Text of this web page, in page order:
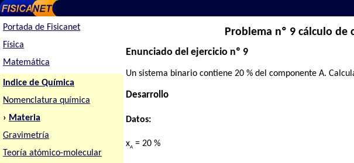
Portada de Fisicanet
Física
Matemática
Indice de Química
Nomenclatura química
› Materia
Gravimetría
Teoría atómico-molecular
Problema nº 9 cálculo de
Enunciado del ejercicio nº 9
Un sistema binario contiene 20 % del componente A.
Desarrollo
Datos:
xA = 20 %